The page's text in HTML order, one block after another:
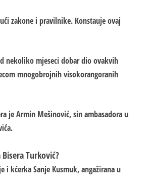
zakone i pravilnike. Konstauje ovaj
nekoliko mjeseci dobar dio ovakvih
mnogobrojnih visokorangoranih
je Armin Mešinović, sin ambasadora u
Turković?
i kćerka Sanje Kusmuk, angažirana u